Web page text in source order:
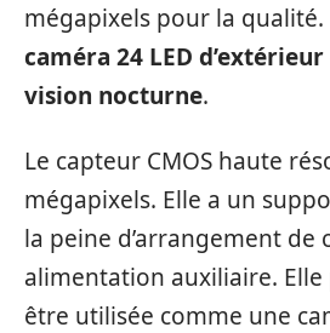
mégapixels pour la qualité.
caméra 24 LED
vision nocturne.
Le capteur CMOS haute
mégapixels. Elle a un
la peine d’arrangement de
alimentation auxiliaire.
être utilisée comme une